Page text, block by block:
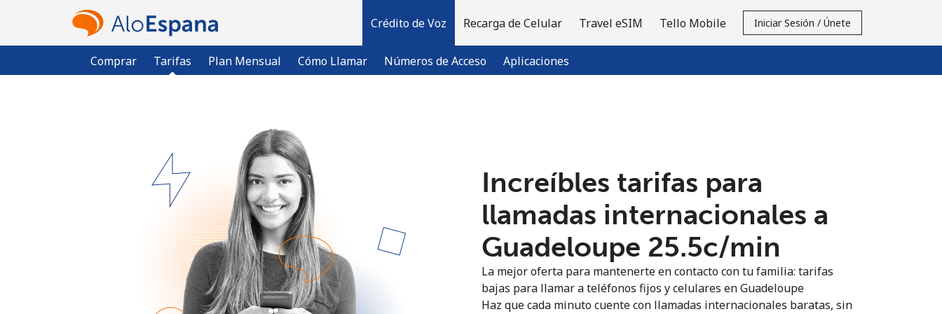
Crédito de Voz
Comprar Tarifas Plan Mensual Cómo Llamar Números de Acceso Aplicaciones
Recarga de Celular Travel eSIM Tello Mobile Iniciar Sesión / Únete
¿Ya tienes una cuenta? Inicia sesión →
Regístrate con
Increíbles tarifas para
llamadas internacionales a
Guadeloupe ⁦25.5c⁩/min
La mejor oferta para mantenerte en contacto con tu familia: tarifas
bajas para llamar a teléfonos fijos y celulares en Guadeloupe
Haz que cada minuto cuente con llamadas internacionales baratas, sin